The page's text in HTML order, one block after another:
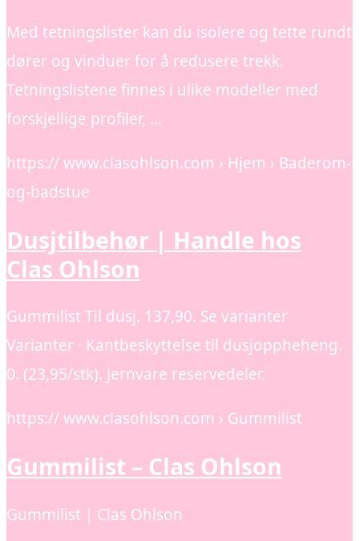
Med tetningslister kan du isolere og tette rundt
dører og vinduer for å redusere trekk.
Tetningslistene finnes i ulike modeller med
forskjellige profiler, …
https:// www.clasohlson.com › Hjem › Baderom-
og-badstue
Dusjtilbehør | Handle hos
Clas Ohlson
Gummilist Til dusj. 137,90. Se varianter
Varianter · Kantbeskyttelse til dusjoppheheng.
0. (23,95/stk). Jernvare reservedeler.
https:// www.clasohlson.com › Gummilist
Gummilist – Clas Ohlson
Gummilist | Clas Ohlson